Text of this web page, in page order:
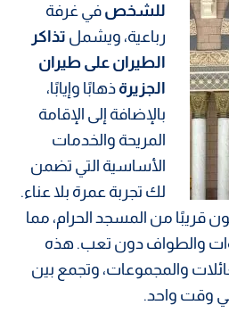
للشخص في غرفة
رباعية، ويشمل تذاكر
الطيران على طيران
الجزيرة ذهابًا وإيابًا،
بالإضافة إلى الإقامة
المريحة والخدمات
الأساسية التي تضمن
لك تجربة عمرة بلا عناء.
قريبًا من المسجد الحرام، مما
والطواف دون تعب. هذه
والمجموعات، وتجمع بين
وقت واحد.